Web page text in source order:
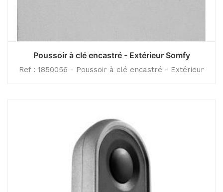
Poussoir à clé encastré - Extérieur Somfy
Ref : 1850056 - Poussoir à clé encastré - Extérieur